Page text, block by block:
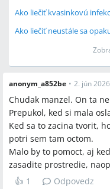
Ako liečiť kvasinkovú
Ako liečiť neustále sa
anonym_a852be • 2. jún 2026
Chudak manzel. On ta
Prepukol, ked si mala
Ked sa to zacina tvorit,
potri sem tam octom.
Malo by to pomoct, aj
zasadite prostredie,
👍 1 Odpovedz